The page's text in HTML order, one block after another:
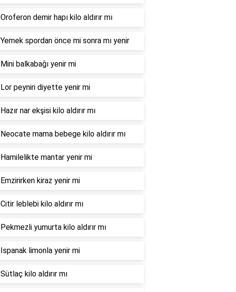
Oroferon demir hapı kilo aldırır mı
Yemek spordan önce mi sonra mı yenir
Mini balkabağı yenir mi
Lor peyniri diyette yenir mi
Hazır nar ekşisi kilo aldırır mı
Neocate mama bebege kilo aldırır mı
Hamilelikte mantar yenir mi
Emzirirken kiraz yenir mi
Citir leblebi kilo aldırır mı
Pekmezli yumurta kilo aldırır mı
Ispanak limonla yenir mi
Sütlaç kilo aldırır mı